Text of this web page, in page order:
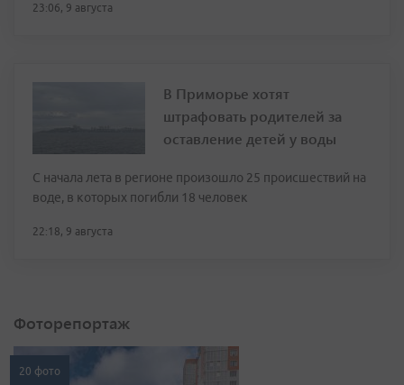
23:06, 9 августа
В Приморье хотят
штрафовать родителей за
оставление детей у воды
С начала лета в регионе произошло 25 происшествий на
воде, в которых погибли 18 человек
22:18, 9 августа
Фоторепортаж
20 фото